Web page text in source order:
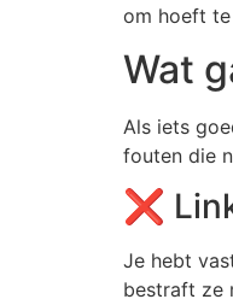
om hoeft
Wat
Als iets
fouten die
❌
Je hebt
bestraft ze